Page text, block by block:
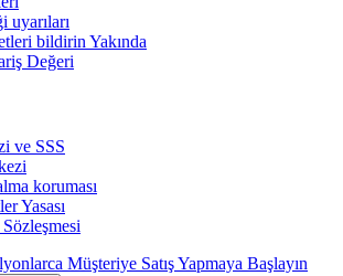
uyarıları
bildirin Yakında
Değeri
ve SSS
koruması
Yasası
Müşteriye Satış Yapmaya Başlayın